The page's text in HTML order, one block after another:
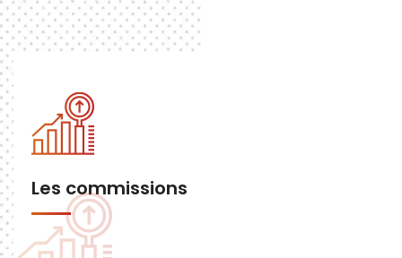
Les commissions